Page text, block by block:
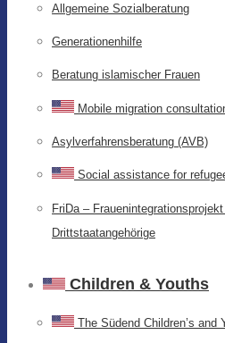
Allgemeine Sozialberatung
Generationenhilfe
Beratung islamischer Frauen
Mobile migration
Asylverfahrensberatung (AVB)
Social assistance for
FriDa –
Drittstaatangehörige
Children & Youths
The Südend Children’s and